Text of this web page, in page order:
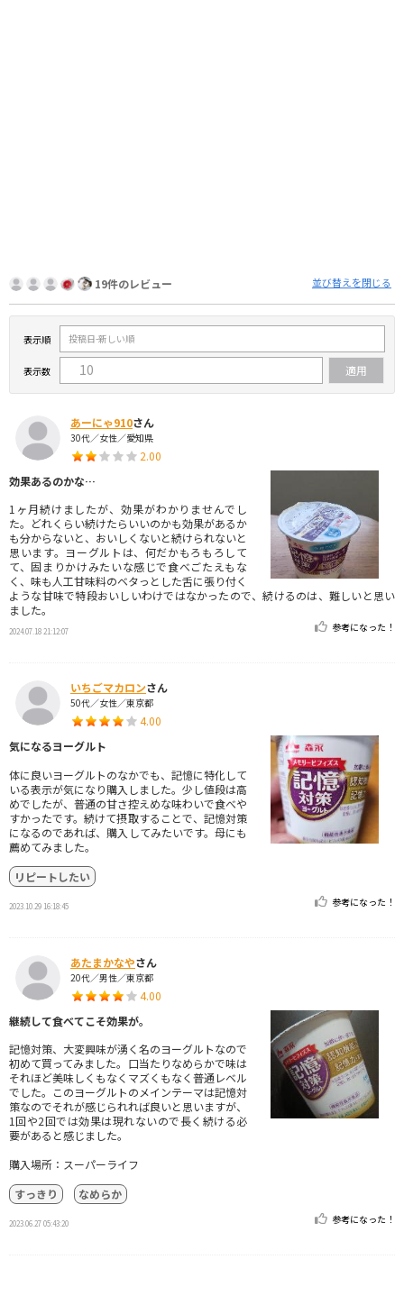
19件のレビュー 並び替えを閉じる
表示順
表示数
あーにゃ910さん
30代／女性／愛知県
2.00
効果あるのかな…
1ヶ月続けましたが、効果がわかりませんでし
た。どれくらい続けたらいいのかも効果があるか
も分からないと、おいしくないと続けられないと
思います。ヨーグルトは、何だかもろもろして
て、固まりかけみたいな感じで食べごたえもな
く、味も人工甘味料のベタっとした舌に張り付く
ような甘味で特段おいしいわけではなかったので、続けるのは、難しいと思い
ました。
2024.07.18 21:12:07 参考になった！
いちごマカロンさん
50代／女性／東京都
4.00
気になるヨーグルト
体に良いヨーグルトのなかでも、記憶に特化して
いる表示が気になり購入しました。少し値段は高
めでしたが、普通の甘さ控えめな味わいで食べや
すかったです。続けて摂取することで、記憶対策
になるのであれば、購入してみたいです。母にも
薦めてみました。
リピートしたい
2023.10.29 16:18:45 参考になった！
あたまかなやさん
20代／男性／東京都
4.00
継続して食べてこそ効果が。
記憶対策、大変興味が湧く名のヨーグルトなので
初めて買ってみました。口当たりなめらかで味は
それほど美味しくもなくマズくもなく普通レベル
でした。このヨーグルトのメインテーマは記憶対
策なのでそれが感じられれば良いと思いますが、
1回や2回では効果は現れないので長く続ける必
要があると感じました。
購入場所：スーパーライフ
すっきり
なめらか
2023.06.27 05:43:20 参考になった！